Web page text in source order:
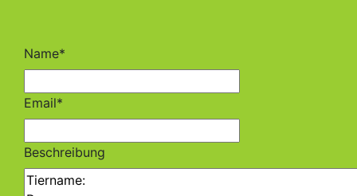
Name*
Email*
Beschreibung